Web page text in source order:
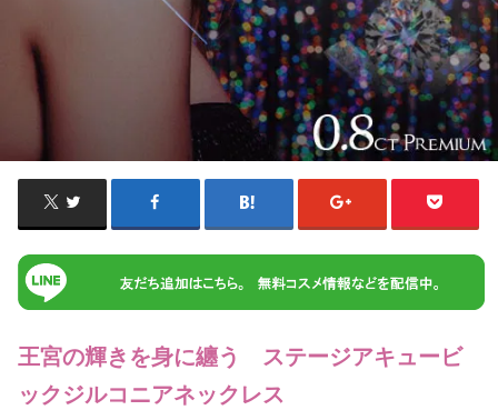
王宮の輝きを身に纏う ステージアキュービ
ックジルコニアネックレス